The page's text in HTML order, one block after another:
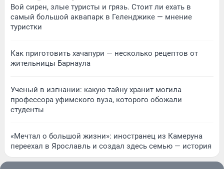
Вой сирен, злые туристы и грязь. Стоит ли ехать в
самый большой аквапарк в Геленджике — мнение
туристки
Как приготовить хачапури — несколько рецептов от
жительницы Барнаула
Ученый в изгнании: какую тайну хранит могила
профессора уфимского вуза, которого обожали
студенты
«Мечтал о большой жизни»: иностранец из Камеруна
переехал в Ярославль и создал здесь семью — история